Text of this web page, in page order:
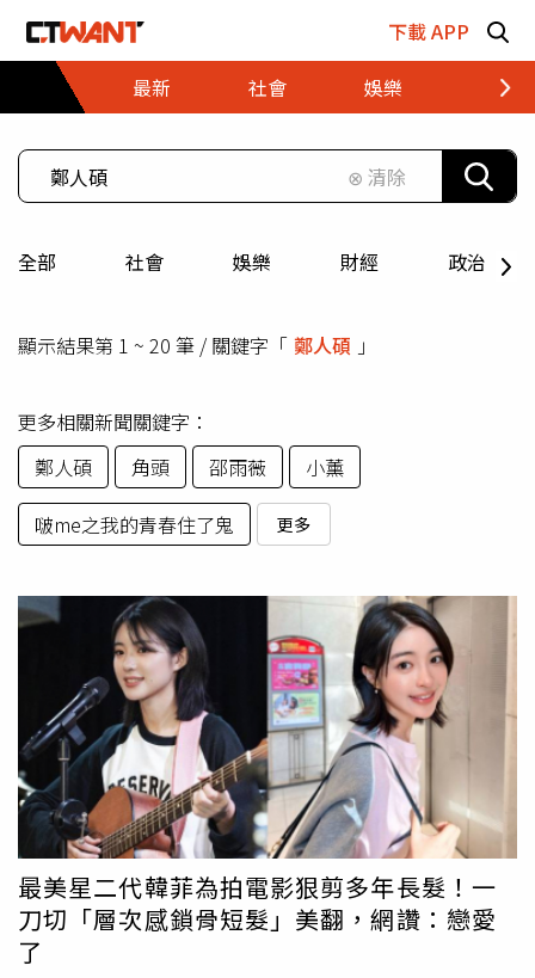
下載 APP
最新
社會 娛樂 財經
⊗ 清除
全部 社會 娛樂 財經 政治
顯示結果第 1 ~ 20 筆 / 關鍵字「 鄭人碩 」
更多相關新聞關鍵字：
鄭人碩
角頭 邵雨薇
小薰
啵me之我的青春住了鬼
更多
最美星二代韓菲為拍電影狠剪多年長髮！一
刀切「層次感鎖骨短髮」美翻，網讚：戀愛
了